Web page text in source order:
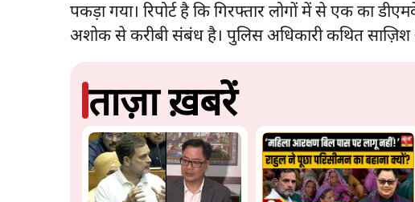
पकड़ा गया। रिपोर्ट है कि गिरफ्तार लोगों में से एक का
अशोक से करीबी संबंध है। पुलिस अधिकारी कथित
ताज़ा ख़बरें